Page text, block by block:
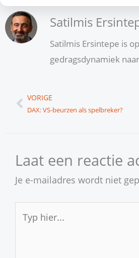
Satilmis
Satilmis Ersintepe is
gedragsdynamiek
Vorige
VORIGE
DAX: VS-beurzen als spelbreker?
Laat een reactie
Je e-mailadres wordt niet
hier...